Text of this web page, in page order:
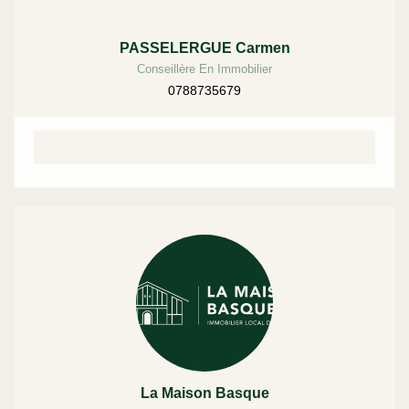
PASSELERGUE Carmen
Conseillère En Immobilier
0788735679
La Maison Basque